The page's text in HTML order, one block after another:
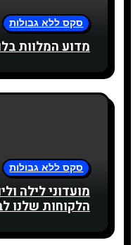
סקס ללא גבולות
מדוע המלוות
סקס ללא גבולות
מועדוני לילה
הלקוחות שלנו